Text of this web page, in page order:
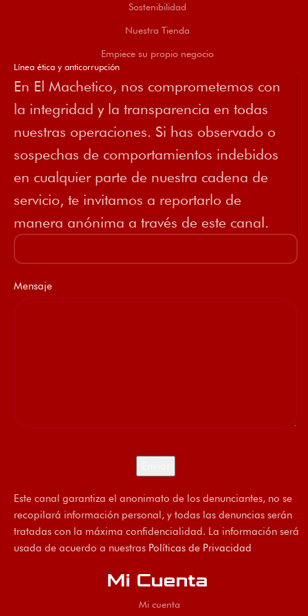
Sostenibilidad
Nuestra Tienda
Empiece su propio negocio
Línea ética y anticorrupción
En El Machetico, nos comprometemos con
la integridad y la transparencia en todas
nuestras operaciones. Si has observado o
sospechas de comportamientos indebidos
en cualquier parte de nuestra cadena de
servicio, te invitamos a reportarlo de
manera anónima a través de este canal.
Mensaje
Este canal garantiza el anonimato de los denunciantes, no se
recopilará información personal, y todas las denuncias serán
tratadas con la máxima confidencialidad. La información será
usada de acuerdo a nuestras Políticas de Privacidad
Mi Cuenta
Mi cuenta